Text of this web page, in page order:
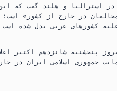
e
g
a
m
استرالیا و هلند گفت که
در خارج از کشور»
پنجشنبه شانزدهم اکتبر
جمهوری اسلامی ایران در